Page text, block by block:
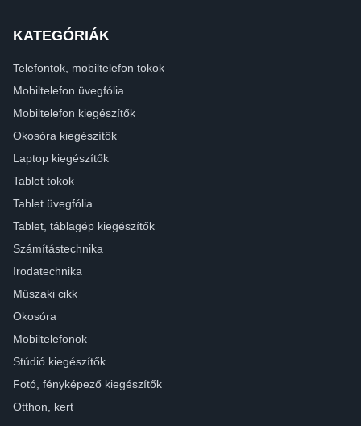
KATEGÓRIÁK
Telefontok, mobiltelefon tokok
Mobiltelefon üvegfólia
Mobiltelefon kiegészítők
Okosóra kiegészítők
Laptop kiegészítők
Tablet tokok
Tablet üvegfólia
Tablet, táblagép kiegészítők
Számítástechnika
Irodatechnika
Műszaki cikk
Okosóra
Mobiltelefonok
Stúdió kiegészítők
Fotó, fényképező kiegészítők
Otthon, kert